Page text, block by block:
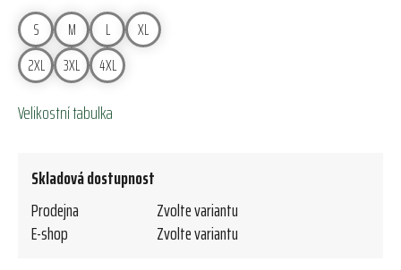
S M L
XL
2XL
3XL 4XL
Velikostní tabulka
Skladová dostupnost
Prodejna
Zvolte variantu
E-shop
Zvolte variantu